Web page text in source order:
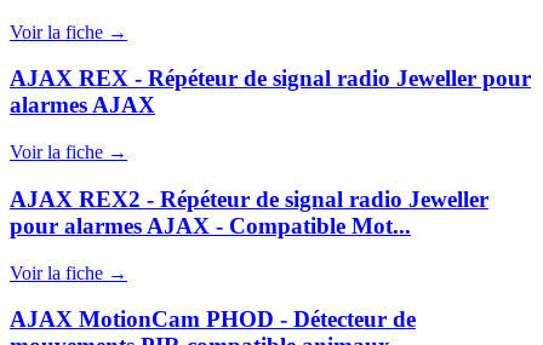
Voir la fiche →
AJAX REX - Répéteur de signal radio Jeweller pour
alarmes AJAX
Voir la fiche →
AJAX REX2 - Répéteur de signal radio Jeweller
pour alarmes AJAX - Compatible Mot...
Voir la fiche →
AJAX MotionCam PHOD - Détecteur de